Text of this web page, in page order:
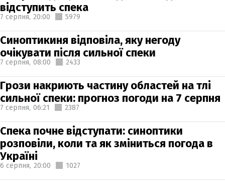
відступить спека
7 серпня, 20:00 5979
Синоптикиня відповіла, яку негоду
очікувати після сильної спеки
7 серпня, 08:00 2433
Грози накриють частину областей на тлі
сильної спеки: прогноз погоди на 7 серпня
7 серпня, 06:21 2387
Спека почне відступати: синоптики
розповіли, коли та як зміниться погода в
Україні
6 серпня, 20:00 1027